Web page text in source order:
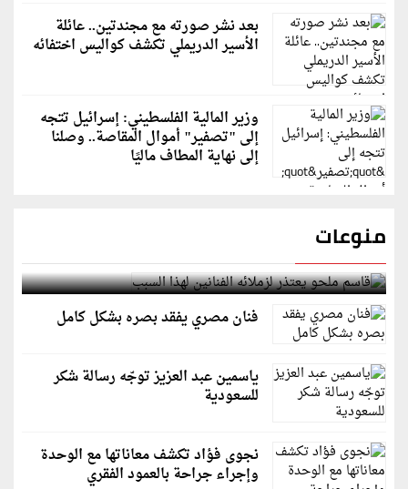
بعد نشر صورته مع مجندتين.. عائلة
الأسير الدريملي تكشف كواليس اختفائه
وزير المالية الفلسطيني: إسرائيل تتجه
إلى "تصفير" أموال المقاصة.. وصلنا
إلى نهاية المطاف ماليًا
منوعات
قاسم ملحو يعتذر لزملائه الفنانين لهذا السبب
فنان مصري يفقد بصره بشكل كامل
ياسمين عبد العزيز توجّه رسالة شكر
للسعودية
نجوى فؤاد تكشف معاناتها مع الوحدة
وإجراء جراحة بالعمود الفقري